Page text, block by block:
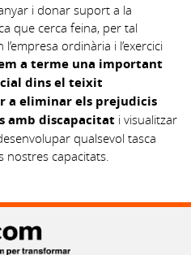
i donar suport a la
que cerca feina, per tal
ordinària i l’exercici
a terme una important
dins el teixit
a eliminar els prejudicis
amb discapacitat i visualitzar
qualsevol tasca
nostres capacitats.